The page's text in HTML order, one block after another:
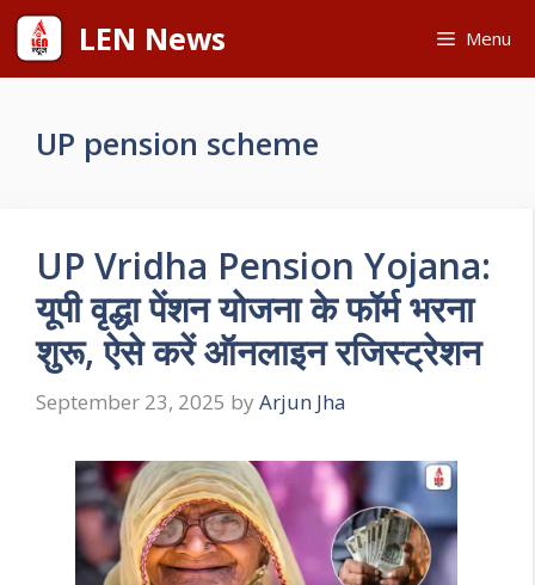
Skip
content
LEN News Menu
UP pension scheme
UP Vridha Pension Yojana:
यूपी वृद्धा पेंशन योजना के फॉर्म भरना
शुरू, ऐसे करें ऑनलाइन रजिस्ट्रेशन
September 23, 2025 by Arjun Jha